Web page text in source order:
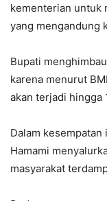
kementerian untuk
yang mengandung
Bupati
karena menurut
akan terjadi hingga
Dalam
Hamami
masyarakat